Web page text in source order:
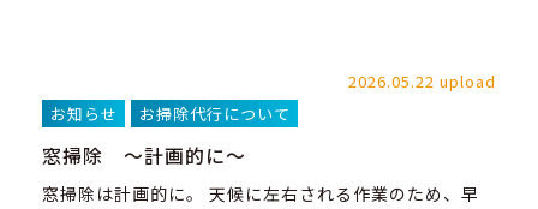
2026.05.22 upload
お知らせ
お掃除代行について
窓掃除 ～計画的に～
窓掃除は計画的に。 天候に左右される作業のため、早